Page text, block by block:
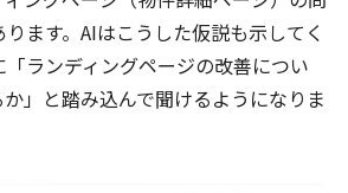
ます。AIはこうした仮説も示してく
ランディングページの改善につい
」と踏み込んで聞けるようになりま